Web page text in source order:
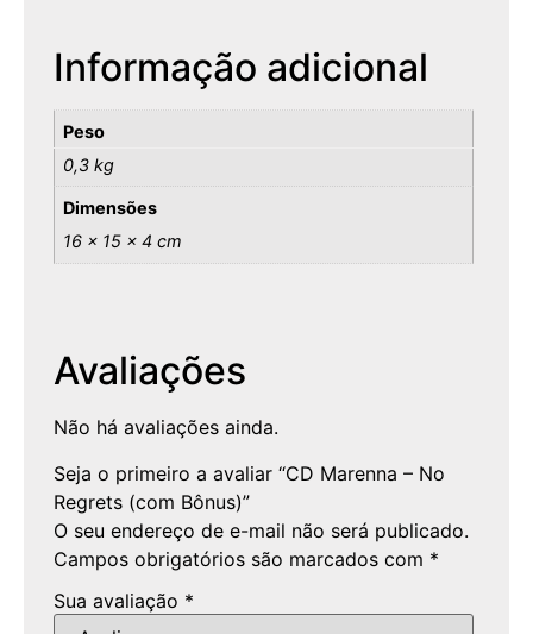
Informação adicional
Peso
0,3 kg
Dimensões
16 × 15 × 4 cm
Avaliações
Não há avaliações ainda.
Seja o primeiro a avaliar “CD Marenna – No
Regrets (com Bônus)”
O seu endereço de e-mail não será publicado.
Campos obrigatórios são marcados com *
Sua avaliação *